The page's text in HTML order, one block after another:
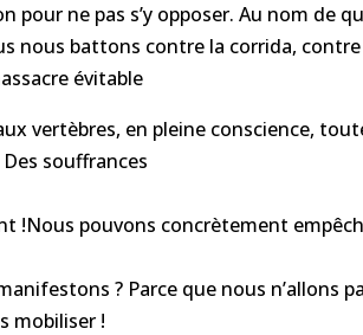
pour ne pas s’y opposer. Au nom de
nous battons contre la corrida,
évitable
vertèbres, en pleine conscience,
souffrances
!Nous pouvons concrètement
? Parce que nous n’allons
mobiliser !